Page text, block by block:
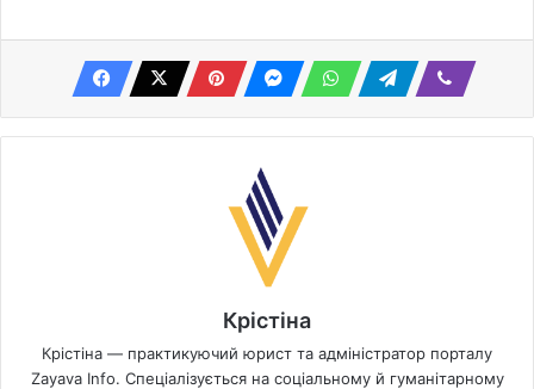
Крістіна
Крістіна — практикуючий юрист та адміністратор порталу
Zayava Info. Спеціалізується на соціальному й гуманітарному